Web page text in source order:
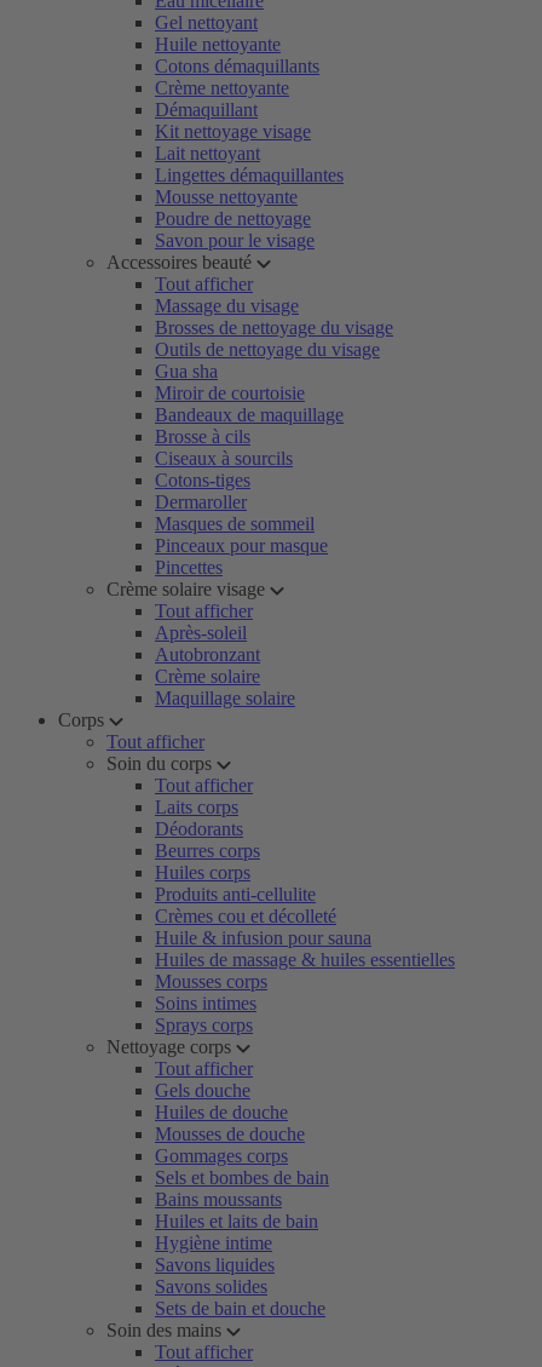
Gel nettoyant
Huile nettoyante
Cotons démaquillants
Crème nettoyante
Démaquillant
Kit nettoyage visage
Lait nettoyant
Lingettes démaquillantes
Mousse nettoyante
Poudre de nettoyage
Savon pour le visage
Accessoires beauté
Tout afficher
Massage du visage
Brosses de nettoyage du visage
Outils de nettoyage du visage
Gua sha
Miroir de courtoisie
Bandeaux de maquillage
Brosse à cils
Ciseaux à sourcils
Cotons-tiges
Dermaroller
Masques de sommeil
Pinceaux pour masque
Pincettes
Crème solaire visage
Tout afficher
Après-soleil
Autobronzant
Crème solaire
Maquillage solaire
Corps
Tout afficher
Soin du corps
Tout afficher
Laits corps
Déodorants
Beurres corps
Huiles corps
Produits anti-cellulite
Crèmes cou et décolleté
Huile & infusion pour sauna
Huiles de massage & huiles essentielles
Mousses corps
Soins intimes
Sprays corps
Nettoyage corps
Tout afficher
Gels douche
Huiles de douche
Mousses de douche
Gommages corps
Sels et bombes de bain
Bains moussants
Huiles et laits de bain
Hygiène intime
Savons liquides
Savons solides
Sets de bain et douche
Soin des mains
Tout afficher